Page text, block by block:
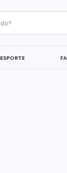
ESPORTE